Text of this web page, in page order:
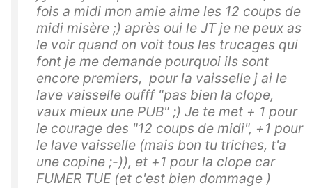
fois a midi mon amie aime les 12 coups de
midi misère ;) après oui le JT je ne peux as
le voir quand on voit tous les trucages qui
font je me demande pourquoi ils sont
encore premiers, pour la vaisselle j ai le
lave vaisselle oufff "pas bien la clope,
vaux mieux une PUB" ;) Je te met + 1 pour
le courage des "12 coups de midi", +1 pour
le lave vaisselle (mais bon tu triches, t'a
une copine ;-)), et +1 pour la clope car
FUMER TUE (et c'est bien dommage )